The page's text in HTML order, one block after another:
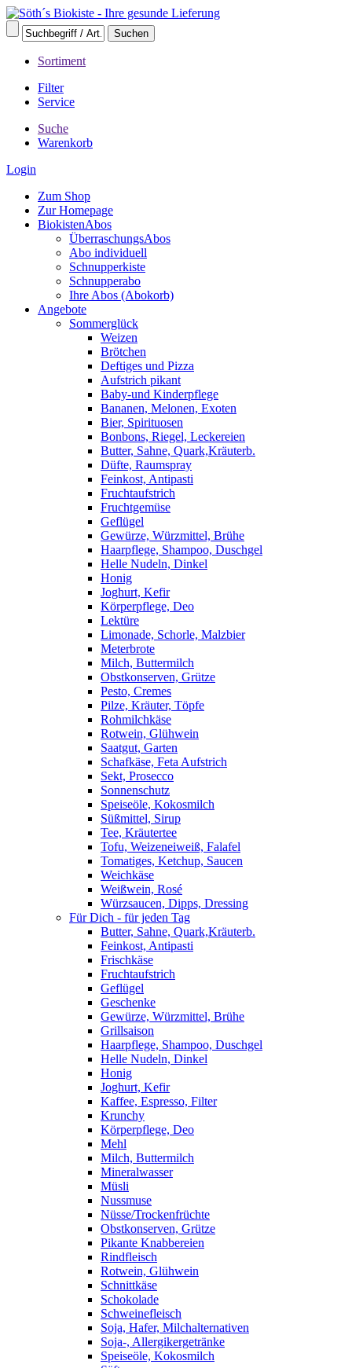
Sortiment
Filter
Service
Suche
Warenkorb
Login
Zum Shop
Zur Homepage
BiokistenAbos
ÜberraschungsAbos
Abo individuell
Schnupperkiste
Schnupperabo
Ihre Abos (Abokorb)
Angebote
Sommerglück
Weizen
Brötchen
Deftiges und Pizza
Aufstrich pikant
Baby-und Kinderpflege
Bananen, Melonen, Exoten
Bier, Spirituosen
Bonbons, Riegel, Leckereien
Butter, Sahne, Quark,Kräuterb.
Düfte, Raumspray
Feinkost, Antipasti
Fruchtaufstrich
Fruchtgemüse
Geflügel
Gewürze, Würzmittel, Brühe
Haarpflege, Shampoo, Duschgel
Helle Nudeln, Dinkel
Honig
Joghurt, Kefir
Körperpflege, Deo
Lektüre
Limonade, Schorle, Malzbier
Meterbrote
Milch, Buttermilch
Obstkonserven, Grütze
Pesto, Cremes
Pilze, Kräuter, Töpfe
Rohmilchkäse
Rotwein, Glühwein
Saatgut, Garten
Schafkäse, Feta Aufstrich
Sekt, Prosecco
Sonnenschutz
Speiseöle, Kokosmilch
Süßmittel, Sirup
Tee, Kräutertee
Tofu, Weizeneiweiß, Falafel
Tomatiges, Ketchup, Saucen
Weichkäse
Weißwein, Rosé
Würzsaucen, Dipps, Dressing
Für Dich - für jeden Tag
Butter, Sahne, Quark,Kräuterb.
Feinkost, Antipasti
Frischkäse
Fruchtaufstrich
Geflügel
Geschenke
Gewürze, Würzmittel, Brühe
Grillsaison
Haarpflege, Shampoo, Duschgel
Helle Nudeln, Dinkel
Honig
Joghurt, Kefir
Kaffee, Espresso, Filter
Krunchy
Körperpflege, Deo
Mehl
Milch, Buttermilch
Mineralwasser
Müsli
Nussmuse
Nüsse/Trockenfrüchte
Obstkonserven, Grütze
Pikante Knabbereien
Rindfleisch
Rotwein, Glühwein
Schnittkäse
Schokolade
Schweinefleisch
Soja, Hafer, Milchalternativen
Soja-, Allergikergetränke
Speiseöle, Kokosmilch